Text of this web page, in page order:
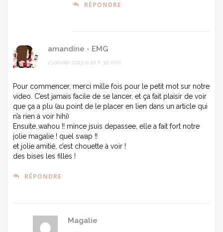
RÉPONDRE
amandine - EMG
2 janvier 2013 à 10 h 30 min
Pour commencer, merci mille fois pour le petit mot sur notre
video. C’est jamais facile de se lancer, et ça fait plaisir de voir
que ça a plu (au point de le placer en lien dans un article qui
n’a rien à voir hihi)
Ensuite..wahou !! mince jsuis depassee, elle a fait fort notre
jolie magalie ! quel swap !!
et jolie amitié, c’est chouette à voir !
des bises les filles !
RÉPONDRE
Magalie